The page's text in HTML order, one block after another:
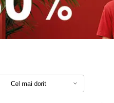
Cel mai dorit